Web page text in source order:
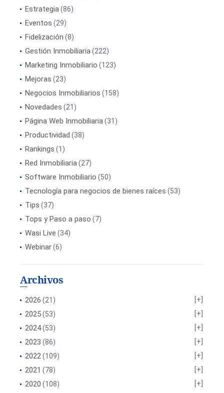
Estrategia(86)
Eventos (29)
Fidelización (8)
Gestión Inmobiliaria(222)
Marketing Inmobiliario (123)
Mejoras (23)
Negocios Inmobiliarios (158)
Novedades (21)
Página Web Inmobiliaria(31)
Productividad (38)
Rankings (1)
Red Inmobiliaria(27)
Software Inmobiliario (50)
Tecnología para negocios de bienes raíces (53)
Tips (37)
Tops y Paso a paso (7)
Wasi Live (34)
Webinar(6)
Archivos
2026 (21)
2025(53)
2024(53)
2023 (86)
2022(109)
2021 (78)
2020 (108)